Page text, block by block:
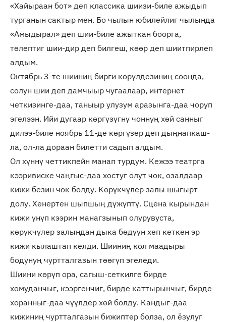
«Хайыраан бот» деп классика шиизи-биле ажыдып
турганын сактыр мен. Бо чылын юбилейлиг чылында
«Амыдырал» деп шии-биле ажыткан боорга,
төлептиг шии-дир деп билгеш, көөр деп шиитпирлеп
алдым.
Октябрь 3-те шииниң бирги көрүлдезиниң соонда,
солун шии деп дамчыыр чугаалаар, интернет
четкизинге-даа, таныыр улузум аразынга-даа чоруп
эгелээн. Ийи дугаар көргүзүгнү чоннуң хөй санныг
дилээ-биле ноябрь 11-де көргүзер деп дыңнапкаш-
ла, ол-ла дораан билетти садып алдым.
Ол хүннү четтикпейн манап турдум. Кежээ театрга
кээривиске чаңгыс-даа хостуг олут чок, озалдаар
кижи безин чок болду. Көрүкчүлер залы шыгырт
долу. Хенертен шыпшың дүжүптү. Сцена кырындан
кижи үнүп кээрин манагзынып олурувуста,
көрүкчүлер залындан дыка бөдүүн хеп кеткен эр
кижи кылаштап келди. Шииниң кол маадыры
бодунуң чуртталгазын төөгүп эгеледи.
Шиини көрүп ора, сагыш-сеткилге бирде
хомуданчыг, кээргенчиг, бирде каттырынчыг, бирде
хоранныг-даа чүүлдер хөй болду. Кандыг-даа
кижиниң чуртталгазын бижиптер болза, ол ёзулуг